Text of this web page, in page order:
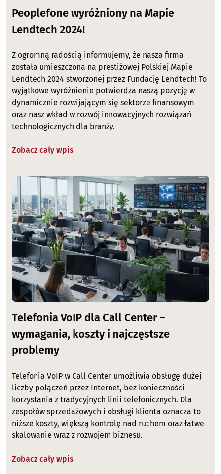
Peoplefone wyróżniony na Mapie
Lendtech 2024!
Z ogromną radością informujemy, że nasza firma
została umieszczona na prestiżowej Polskiej Mapie
Lendtech 2024 stworzonej przez Fundację Lendtech! To
wyjątkowe wyróżnienie potwierdza naszą pozycję w
dynamicznie rozwijającym się sektorze finansowym
oraz nasz wkład w rozwój innowacyjnych rozwiązań
technologicznych dla branży.
Zobacz cały wpis
Image
Telefonia VoIP dla Call Center –
wymagania, koszty i najczęstsze
problemy
Telefonia VoIP w Call Center umożliwia obsługę dużej
liczby połączeń przez Internet, bez konieczności
korzystania z tradycyjnych linii telefonicznych. Dla
zespołów sprzedażowych i obsługi klienta oznacza to
niższe koszty, większą kontrolę nad ruchem oraz łatwe
skalowanie wraz z rozwojem biznesu.
Zobacz cały wpis